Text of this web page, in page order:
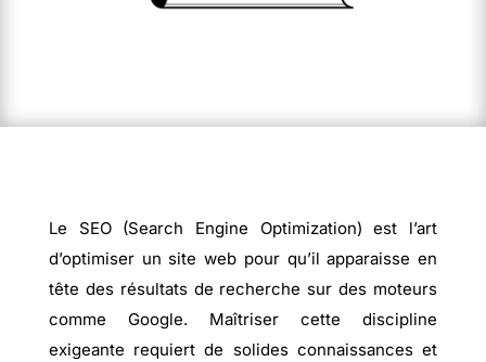
Le SEO (Search Engine Optimization) est l’art
d’optimiser un site web pour qu’il apparaisse en
tête des résultats de recherche sur des moteurs
comme Google. Maîtriser cette discipline
exigeante requiert de solides connaissances et